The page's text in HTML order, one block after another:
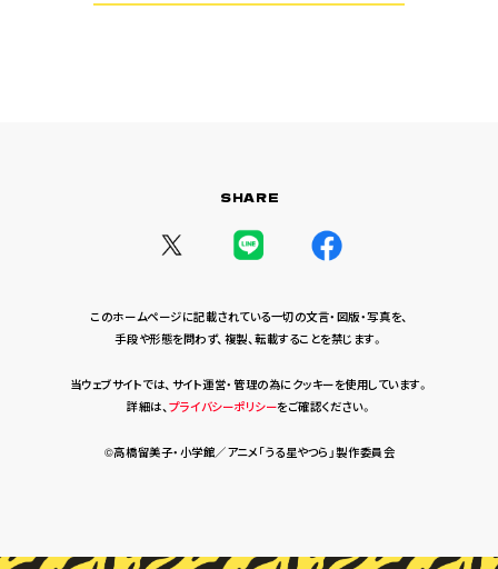
SHARE
このホームページに記載されている一切の文言・図版・写真を、
手段や形態を問わず、複製、転載することを禁じます。
当ウェブサイトでは、サイト運営・管理の為にクッキーを使用しています。
詳細は、プライバシーポリシーをご確認ください。
©高橋留美子・小学館／アニメ「うる星やつら」製作委員会